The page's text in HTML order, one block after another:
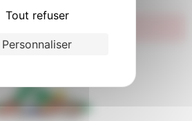
Tout refuser
Personnaliser